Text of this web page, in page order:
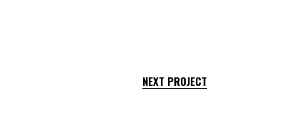
NEXT PROJECT